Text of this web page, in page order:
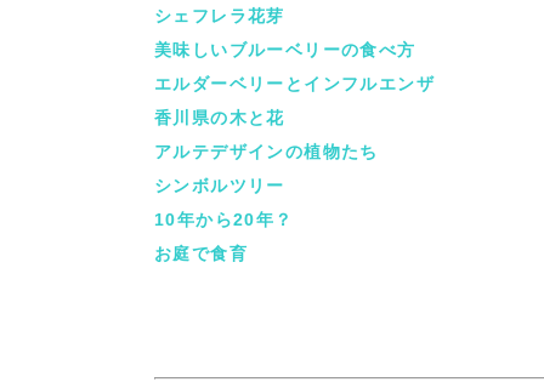
シェフレラ花芽
美味しいブルーベリーの食べ方
エルダーベリーとインフルエンザ
香川県の木と花
アルテデザインの植物たち
シンボルツリー
10年から20年？
お庭で食育